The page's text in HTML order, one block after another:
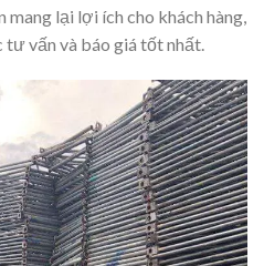
lại lợi ích cho khách hàng,
vấn và báo giá tốt nhất.